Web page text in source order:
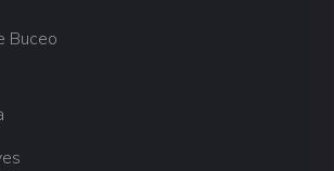
México) o 1-888-526-2238
Unidos o Canadá).
Buceo